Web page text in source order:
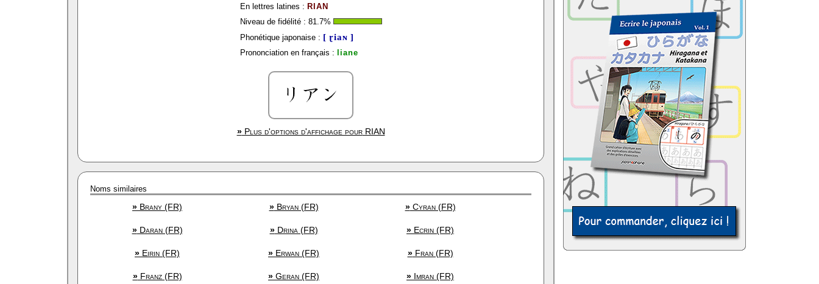
En lettres latines : RIAN
Niveau de fidélité : 81.7%
Phonétique japonaise : [ ɽiaɴ ]
Prononciation en français : liane
»Plus d'options d'affichage pourRIAN
Noms similaires
» Brany (FR) »Bryan (FR) »Cyran (FR)
»Daran (FR) »Drina (FR) » Ecrin (FR)
» Eirin (FR) » Erwan (FR) »Fran (FR)
»Franz (FR) » Geran (FR) » Imran (FR)